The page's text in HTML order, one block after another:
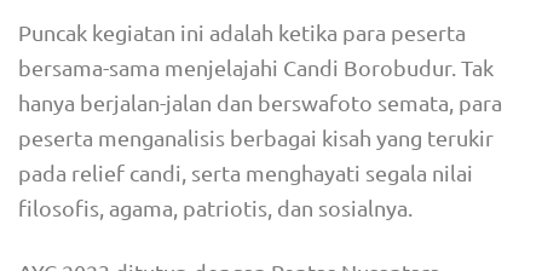
Puncak kegiatan ini adalah ketika para peserta
bersama-sama menjelajahi Candi Borobudur. Tak
hanya berjalan-jalan dan berswafoto semata, para
peserta menganalisis berbagai kisah yang terukir
pada relief candi, serta menghayati segala nilai
filosofis, agama, patriotis, dan sosialnya.